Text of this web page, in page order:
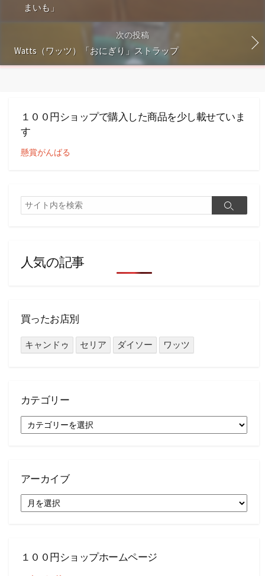
まいも」
次の投稿
Watts（ワッツ）「おにぎり」ストラップ
１００円ショップで購入した商品を少し載せていま
す
懸賞がんばる
検
索
検
人気の記事
買ったお店別
キャンドゥ セリア ダイソー ワッツ
カテゴリー
テ
アーカイブ
ー
１００円ショップホームページ